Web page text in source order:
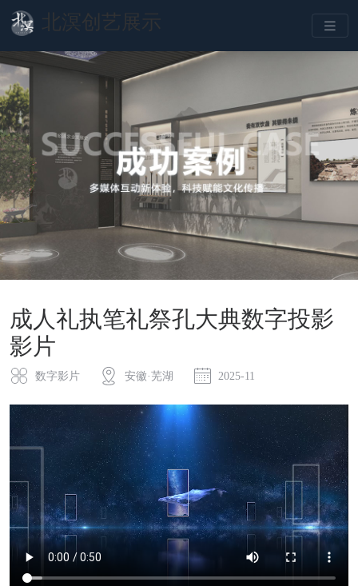
北溟创艺展示
成人礼执笔礼祭孔大典数字投影
影片
数字影片 安徽·芜湖 2025-11